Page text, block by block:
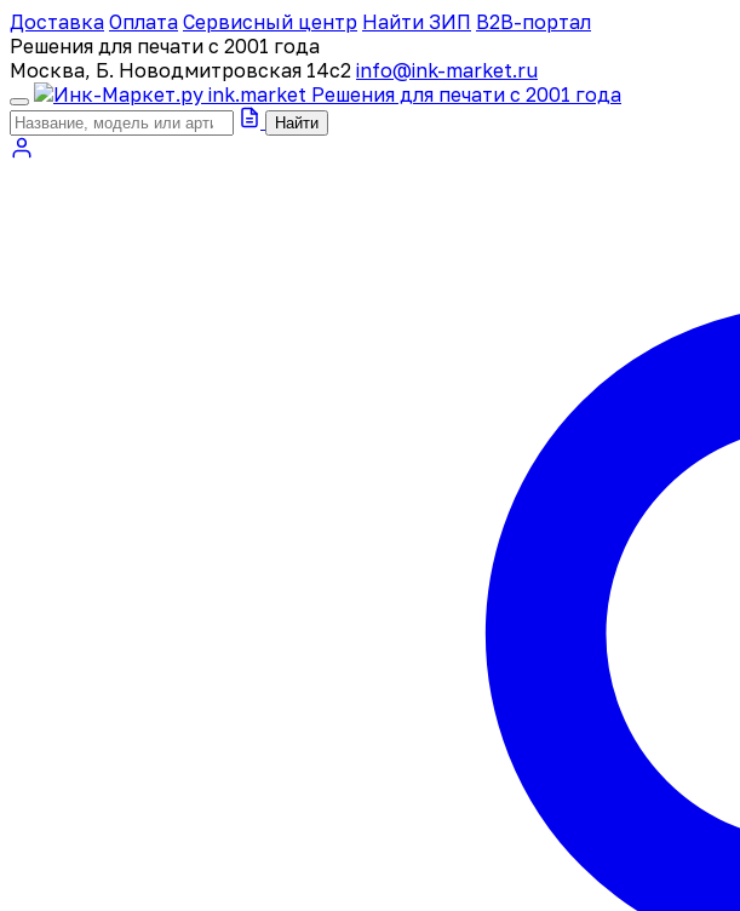
Доставка Оплата Сервисный центр Найти ЗИП B2B-портал
Решения для печати с 2001 года
Москва, Б. Новодмитровская 14с2 info@ink-market.ru
ink.market Решения для печати с 2001 года
Найти